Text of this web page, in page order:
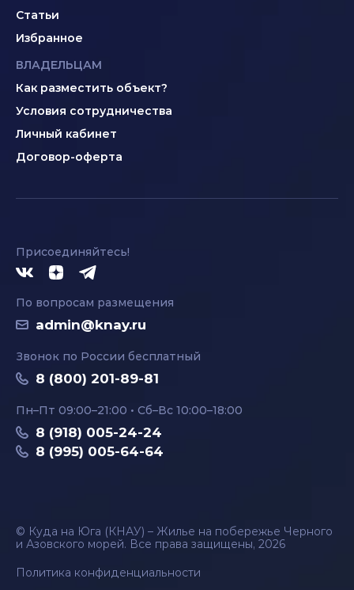
Статьи
Избранное
ВЛАДЕЛЬЦАМ
Как разместить объект?
Условия сотрудничества
Личный кабинет
Договор-оферта
Присоединяйтесь!
По вопросам размещения
admin@knay.ru
Звонок по России бесплатный
8 (800) 201-89-81
Пн–Пт 09:00–21:00 • Сб–Вс 10:00–18:00
8 (918) 005-24-24
8 (995) 005-64-64
© Куда на Юга (КНАУ) – Жилье на побережье Черного
и Азовского морей. Все права защищены, 2026
Политика конфиденциальности